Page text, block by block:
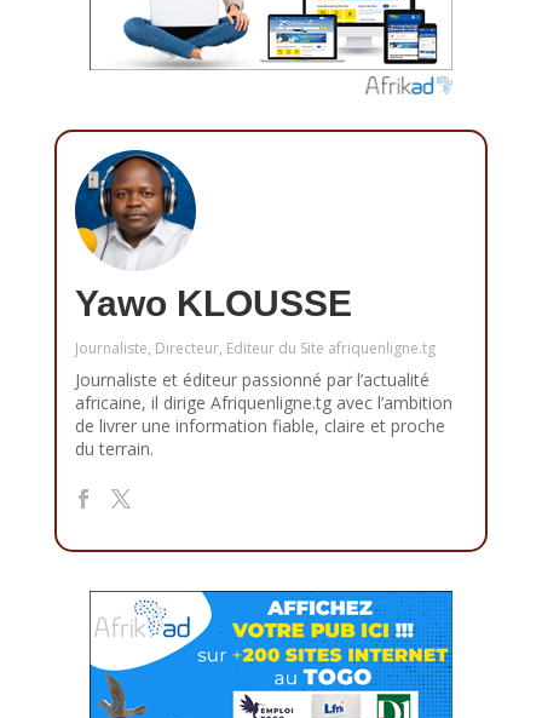
Yawo KLOUSSE
Journaliste, Directeur, Editeur du Site afriquenligne.tg
Journaliste et éditeur passionné par l’actualité
africaine, il dirige Afriquenligne.tg avec l’ambition
de livrer une information fiable, claire et proche
du terrain.